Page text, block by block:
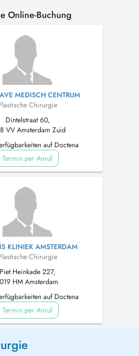
Online-Buchung
MEDISCH CENTRUM
Chirurgie
Dintelstraat 60,
VV Amsterdam Zuid
auf Doctena
Termin per Anruf
KLINIEK AMSTERDAM
Chirurgie
Piet Heinkade 227,
HM Amsterdam
auf Doctena
Termin per Anruf